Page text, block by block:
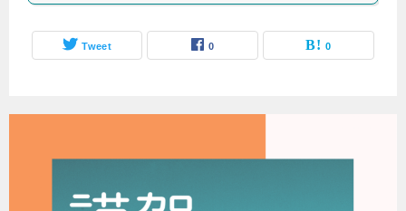
Tweet 0 0